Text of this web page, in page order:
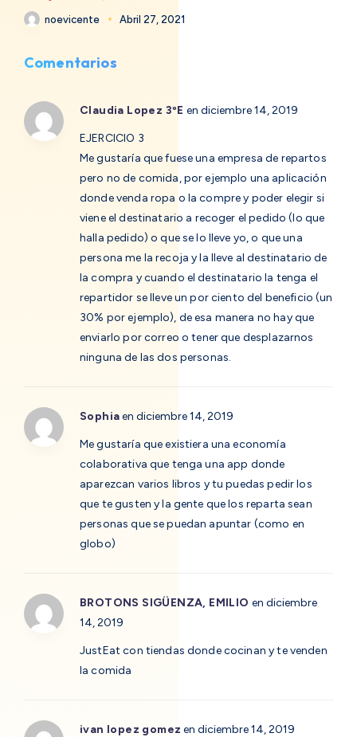
noevicente Abril 27, 2021
Comentarios
Claudia Lopez 3ºE en diciembre 14, 2019
EJERCICIO 3
Me gustaría que fuese una empresa de repartos
pero no de comida, por ejemplo una aplicación
donde venda ropa o la compre y poder elegir si
viene el destinatario a recoger el pedido (lo que
halla pedido) o que se lo lleve yo, o que una
persona me la recoja y la lleve al destinatario de
la compra y cuando el destinatario la tenga el
repartidor se lleve un por ciento del beneficio (un
30% por ejemplo), de esa manera no hay que
enviarlo por correo o tener que desplazarnos
ninguna de las dos personas.
Sophia en diciembre 14, 2019
Me gustaría que existiera una economía
colaborativa que tenga una app donde
aparezcan varios libros y tu puedas pedir los
que te gusten y la gente que los reparta sean
personas que se puedan apuntar (como en
globo)
BROTONS SIGÜENZA, EMILIO en diciembre
14, 2019
JustEat con tiendas donde cocinan y te venden
la comida
ivan lopez gomez en diciembre 14, 2019